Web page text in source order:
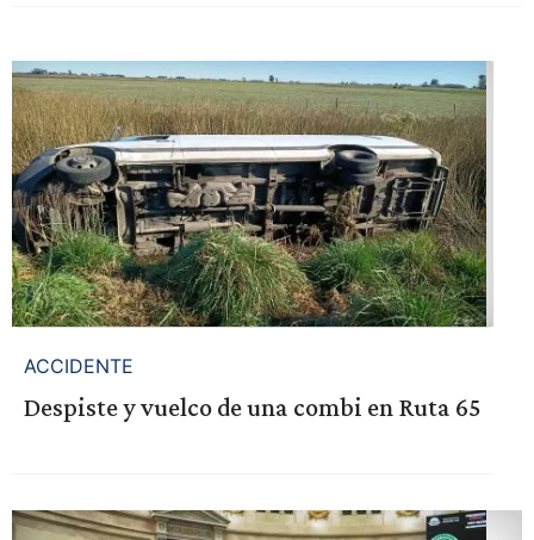
ACCIDENTE
Despiste y vuelco de una combi en Ruta 65